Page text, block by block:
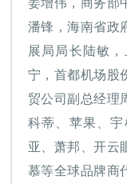
潘锋，海南省政
展局局长陆敏
宁，首都机场股
贸公司副总经理
科蒂、苹果、
亚、萧邦、开云
慕等全球品牌商